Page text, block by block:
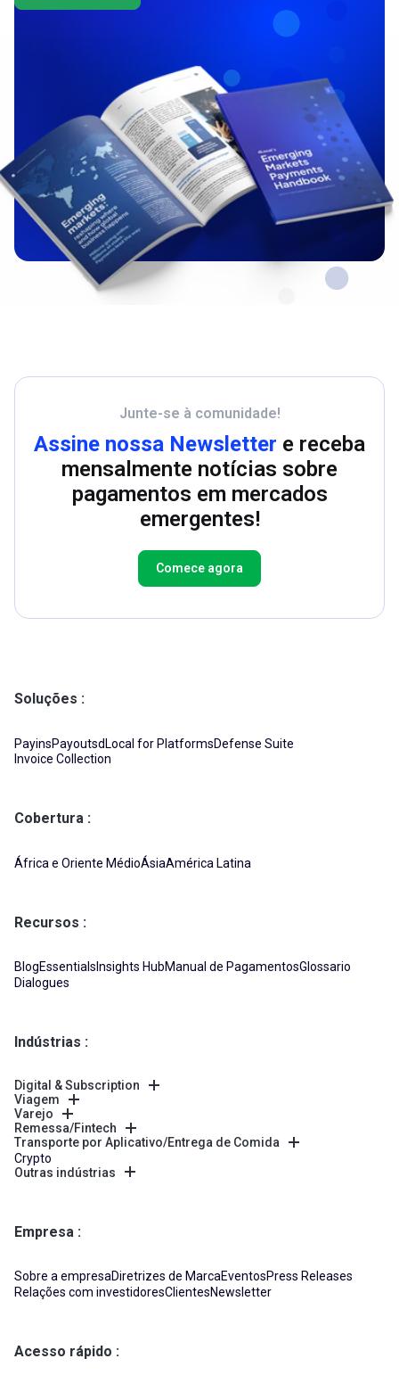
Junte-se à comunidade!
Assine nossa Newsletter e receba
mensalmente notícias sobre
pagamentos em mercados
emergentes!
Comece agora
Soluções
PayinsPayoutsdLocal for PlatformsDefense Suite
Invoice Collection
Cobertura
África e Oriente MédioÁsiaAmérica Latina
Recursos
BlogEssentials Insights HubManual de PagamentosGlossario
Dialogues
Indústrias
Digital & Subscription
Viagem
Varejo
Remessa/Fintech
Transporte por Aplicativo/Entrega de Comida
Crypto
Outras indústrias
Empresa
Sobre a empresaDiretrizes de MarcaEventosPress Releases
Relações com investidoresClientesNewsletter
Acesso rápido